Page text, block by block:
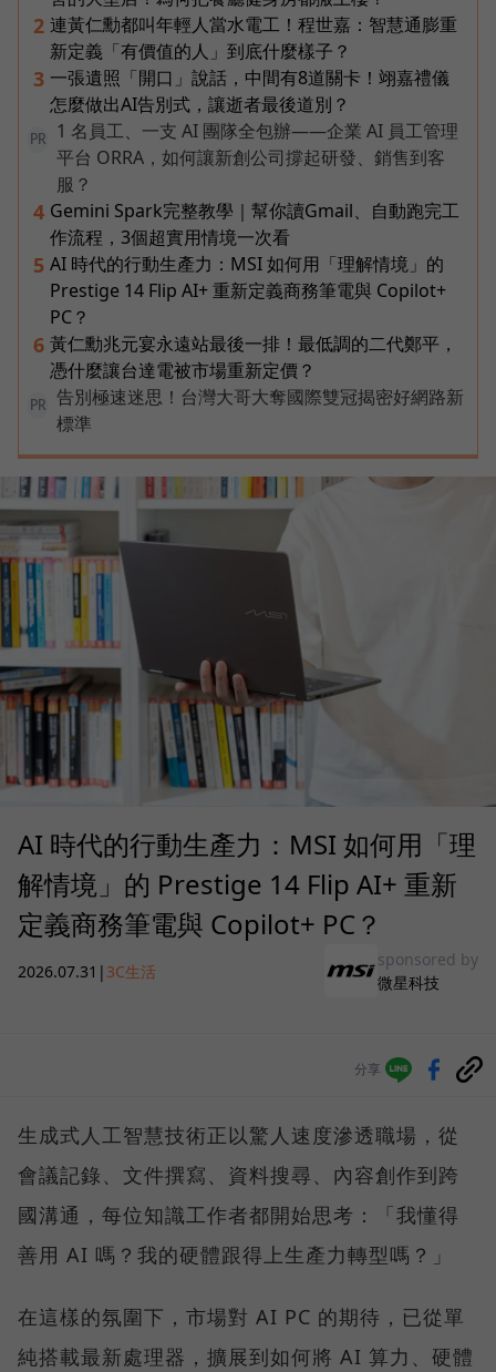
2 連黃仁勳都叫年輕人當水電工！程世嘉：智慧通膨重
新定義「有價值的人」到底什麼樣子？
3 一張遺照「開口」說話，中間有8道關卡！翊嘉禮儀
怎麼做出AI告別式，讓逝者最後道別？
PR
1 名員工、一支 AI 團隊全包辦——企業 AI 員工管理
平台 ORRA，如何讓新創公司撐起研發、銷售到客
服？
4 Gemini Spark完整教學｜幫你讀Gmail、自動跑完工
作流程，3個超實用情境一次看
5 AI 時代的行動生產力：MSI 如何用「理解情境」的
Prestige 14 Flip AI+ 重新定義商務筆電與 Copilot+
PC？
6 黃仁勳兆元宴永遠站最後一排！最低調的二代鄭平，
憑什麼讓台達電被市場重新定價？
PR
告別極速迷思！台灣大哥大奪國際雙冠揭密好網路新
標準
AI 時代的行動生產力：MSI 如何用「理
解情境」的 Prestige 14 Flip AI+ 重新
定義商務筆電與 Copilot+ PC？
2026.07.31 | 3C生活
sponsored by
微星科技
分享
生成式人工智慧技術正以驚人速度滲透職場，從
會議記錄、文件撰寫、資料搜尋、內容創作到跨
國溝通，每位知識工作者都開始思考：「我懂得
善用 AI 嗎？我的硬體跟得上生產力轉型嗎？」
在這樣的氛圍下，市場對 AI PC 的期待，已從單
純搭載最新處理器，擴展到如何將 AI 算力、硬體